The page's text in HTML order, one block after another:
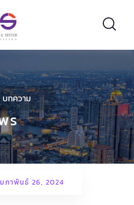
บทความ
ภาพันธ์ 26, 2024